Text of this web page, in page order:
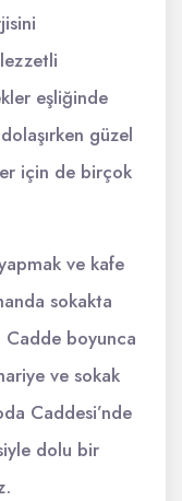
eşliğinde
güzel
için de birçok
ve kafe
sokakta
boyunca
ve sokak
Caddesi’nde
dolu bir